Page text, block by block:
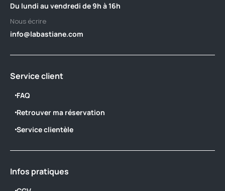
Du lundi au vendredi de 9h à 16h
Nous écrire
info@labastiane.com
Service client
FAQ
Retrouver ma réservation
Service clientèle
Infos pratiques